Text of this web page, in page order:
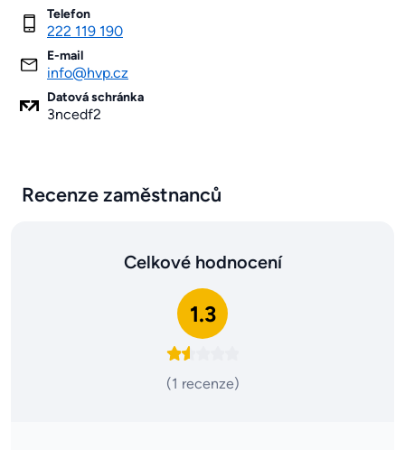
Telefon
222 119 190
E-mail
info@hvp.cz
Datová schránka
3ncedf2
Recenze zaměstnanců
Celkové hodnocení
1.3
(1 recenze)